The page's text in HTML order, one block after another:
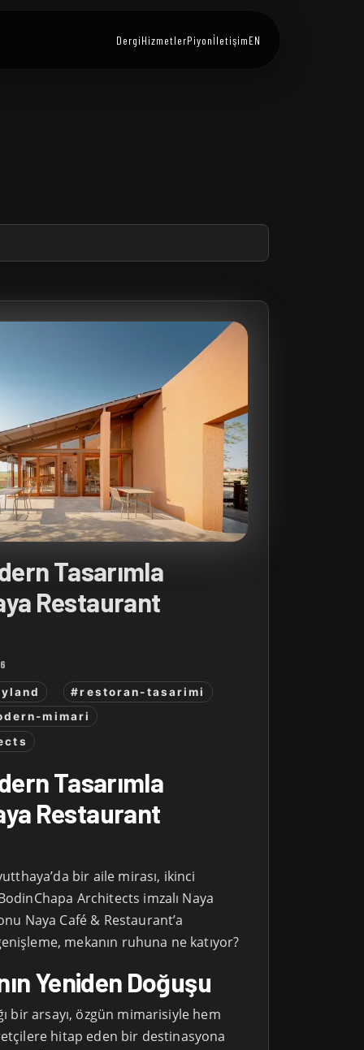
DergiHizmetlerPiyonİletişimEN
Tasarımla
Restaurant
#restoran-tasarimi
mimari
Tasarımla
Restaurant
bir aile mirası, ikinci
Architects imzalı Naya
Naya Café & Restaurant’a
mekanın ruhuna ne katıyor?
Yeniden Doğuşu
bir arsayı, özgün mimarisiyle hem
hitap eden bir destinasyona